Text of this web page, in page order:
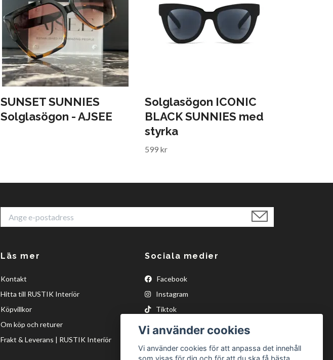
SUNSET SUNNIES
Solglasögon - AJSEE
Solglasögon ICONIC
BLACK SUNNIES med
styrka
599 kr
Läs mer
Kontakt
Hitta till RUSTIK Interiör
Köpvillkor
Om köp och returer
Frakt & Leverans | RUSTIK Interiör
Sociala medier
Facebook
Instagram
Tiktok
Vi använder cookies
Vi använder cookies för att anpassa det innehåll